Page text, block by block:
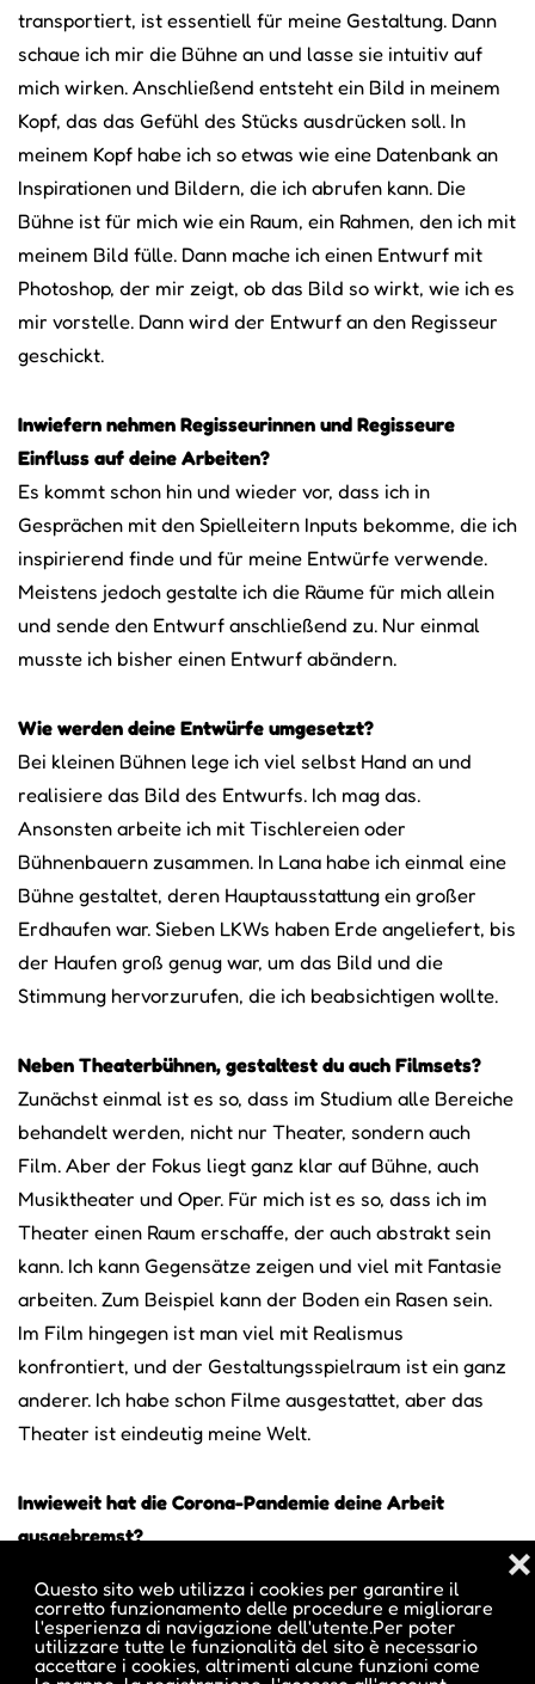
Questo sito web utilizza i cookies per garantire il
corretto funzionamento delle procedure e migliorare
l'esperienza di navigazione dell'utente.Per poter
utilizzare tutte le funzionalità del sito è necessario
accettare i cookies, altrimenti alcune funzioni come
❌
transportiert, ist essentiell für meine Gestaltung. Dann
schaue ich mir die Bühne an und lasse sie intuitiv auf
mich wirken. Anschließend entsteht ein Bild in meinem
Kopf, das das Gefühl des Stücks ausdrücken soll. In
meinem Kopf habe ich so etwas wie eine Datenbank an
Inspirationen und Bildern, die ich abrufen kann. Die
Bühne ist für mich wie ein Raum, ein Rahmen, den ich mit
meinem Bild fülle. Dann mache ich einen Entwurf mit
Photoshop, der mir zeigt, ob das Bild so wirkt, wie ich es
mir vorstelle. Dann wird der Entwurf an den Regisseur
geschickt.
Inwiefern nehmen Regisseurinnen und Regisseure
Einfluss auf deine Arbeiten?
Es kommt schon hin und wieder vor, dass ich in
Gesprächen mit den Spielleitern Inputs bekomme, die ich
inspirierend finde und für meine Entwürfe verwende.
Meistens jedoch gestalte ich die Räume für mich allein
und sende den Entwurf anschließend zu. Nur einmal
musste ich bisher einen Entwurf abändern.
Wie werden deine Entwürfe umgesetzt?
Bei kleinen Bühnen lege ich viel selbst Hand an und
realisiere das Bild des Entwurfs. Ich mag das.
Ansonsten arbeite ich mit Tischlereien oder
Bühnenbauern zusammen. In Lana habe ich einmal eine
Bühne gestaltet, deren Hauptausstattung ein großer
Erdhaufen war. Sieben LKWs haben Erde angeliefert, bis
der Haufen groß genug war, um das Bild und die
Stimmung hervorzurufen, die ich beabsichtigen wollte.
Neben Theaterbühnen, gestaltest du auch Filmsets?
Zunächst einmal ist es so, dass im Studium alle Bereiche
behandelt werden, nicht nur Theater, sondern auch
Film. Aber der Fokus liegt ganz klar auf Bühne, auch
Musiktheater und Oper. Für mich ist es so, dass ich im
Theater einen Raum erschaffe, der auch abstrakt sein
kann. Ich kann Gegensätze zeigen und viel mit Fantasie
arbeiten. Zum Beispiel kann der Boden ein Rasen sein.
Im Film hingegen ist man viel mit Realismus
konfrontiert, und der Gestaltungsspielraum ist ein ganz
anderer. Ich habe schon Filme ausgestattet, aber das
Theater ist eindeutig meine Welt.
Inwieweit hat die Corona-Pandemie deine Arbeit
ausgebremst?
gebracht: Auch die künstlerische Tätigkeit sollte eine
gleichberechtigte Arbeit sein wie viele andere, auch
wenn es kein Nine-to-five-Job ist. Aber das ist ja gerade